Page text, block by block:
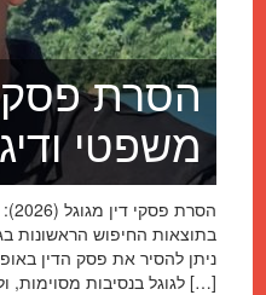
הסרת פסקי
משפטי
בתוצאות החיפוש הראשונות
ניתן להסיר את פסק הדין
לגוגל בנסיבות מסוימות, ולדחוק את התוצאה השלילית לדפים מאוחרים יותר […]